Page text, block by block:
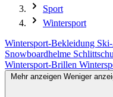
Sport
Wintersport
Wintersport-Bekleidung
Snowboardhelme
Wintersport-Brillen
Mehr anzeigen Weniger